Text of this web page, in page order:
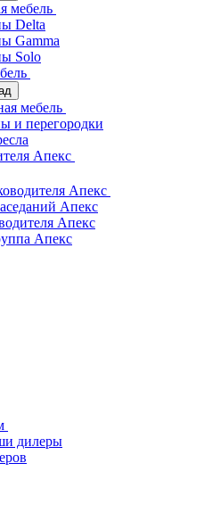
мебель
Delta
Gamma
Solo
мебель
и перегородки
Апекс
Апекс
Апекс
Апекс
Апекс
дилеры